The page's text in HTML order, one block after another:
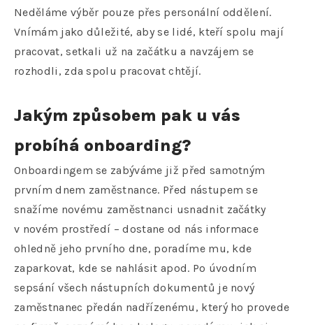
Neděláme výběr pouze přes personální oddělení.
Vnímám jako důležité, aby se lidé, kteří spolu mají
pracovat, setkali už na začátku a navzájem se
rozhodli, zda spolu pracovat chtějí.
Jakým způsobem pak u vás
probíhá onboarding?
Onboardingem se zabýváme již před samotným
prvním dnem zaměstnance. Před nástupem se
snažíme novému zaměstnanci usnadnit začátky
v novém prostředí – dostane od nás informace
ohledně jeho prvního dne, poradíme mu, kde
zaparkovat, kde se nahlásit apod. Po úvodním
sepsání všech nástupních dokumentů je nový
zaměstnanec předán nadřízenému, který ho provede